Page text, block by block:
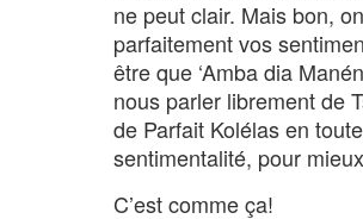
ne peut clair. Mais bon,
parfaitement vos
être que ‘Amba dia
nous parler librement de
de Parfait Kolélas en
sentimentalité, pour
C’est comme ça!